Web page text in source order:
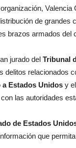
de grandes
brazos armados del
jurado del Tribunal
delitos relacionados
Estados Unidos y el
las autoridades
de Estados
que